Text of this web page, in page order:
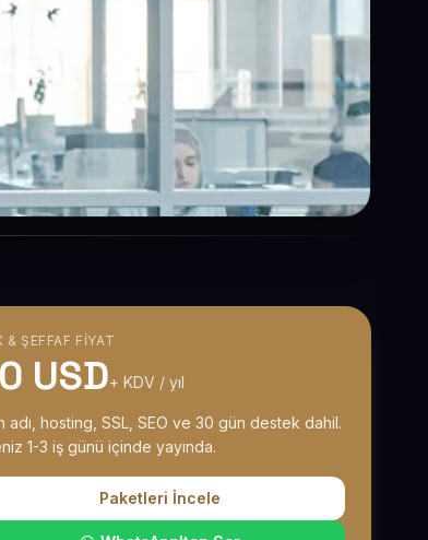
& ŞEFFAF FIYAT
USD+ KDV / yıl
adı, hosting, SSL, SEO ve 30 gün destek dahil.
1-3 iş günü içinde yayında.
Paketleri İncele